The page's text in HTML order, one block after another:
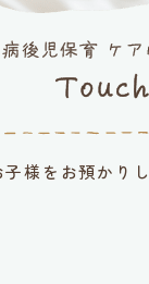
様をお預かり